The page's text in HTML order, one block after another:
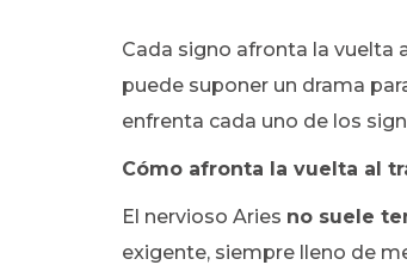
Cada signo afronta la vuelta
puede suponer un drama
enfrenta cada uno de los
Cómo afronta la vuelta al
El nervioso Aries no suele
exigente, siempre lleno de